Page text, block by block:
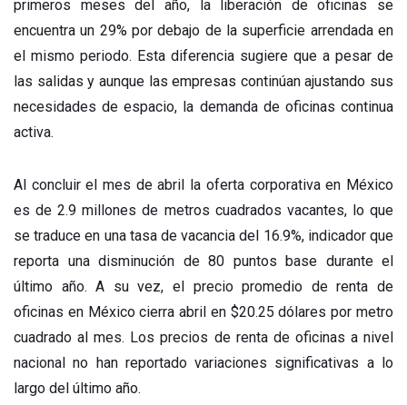
primeros meses del año, la liberación de oficinas se
encuentra un 29% por debajo de la superficie arrendada en
el mismo periodo. Esta diferencia sugiere que a pesar de
las salidas y aunque las empresas continúan ajustando sus
necesidades de espacio, la demanda de oficinas continua
activa.
Al concluir el mes de abril la oferta corporativa en México
es de 2.9 millones de metros cuadrados vacantes, lo que
se traduce en una tasa de vacancia del 16.9%, indicador que
reporta una disminución de 80 puntos base durante el
último año. A su vez, el precio promedio de renta de
oficinas en México cierra abril en $20.25 dólares por metro
cuadrado al mes. Los precios de renta de oficinas a nivel
nacional no han reportado variaciones significativas a lo
largo del último año.